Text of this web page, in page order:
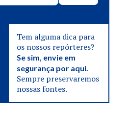
Tem alguma dica para
os nossos repórteres?
Se sim, envie em
segurança por aqui.
Sempre preservaremos
nossas fontes.